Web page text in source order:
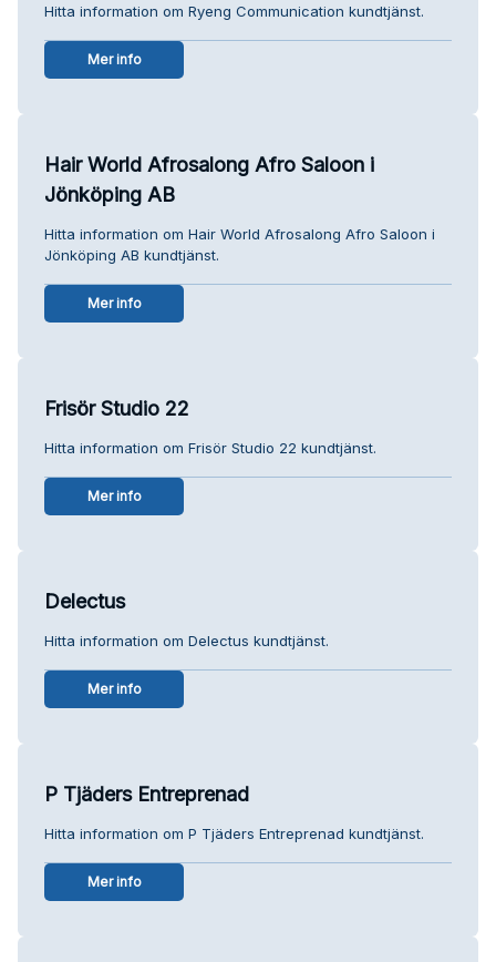
Hitta information om Ryeng Communication kundtjänst.
Mer info
Hair World Afrosalong Afro Saloon i
Jönköping AB
Hitta information om Hair World Afrosalong Afro Saloon i
Jönköping AB kundtjänst.
Mer info
Frisör Studio 22
Hitta information om Frisör Studio 22 kundtjänst.
Mer info
Delectus
Hitta information om Delectus kundtjänst.
Mer info
P Tjäders Entreprenad
Hitta information om P Tjäders Entreprenad kundtjänst.
Mer info